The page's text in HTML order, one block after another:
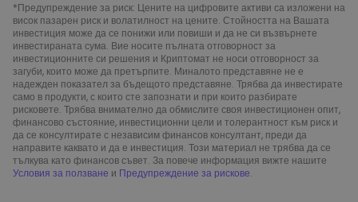
*Предупреждение за риск: Цените на цифровите активи са изложени на
висок пазарен риск и волатилност на цените. Стойността на Вашата
инвестиция може да се понижи или повиши и да не си възвърнете
инвестираната сума. Вие носите пълната отговорност за
инвестиционните си решения и Криптомат не носи отговорност за
загуби, които може да претърпите. Миналото представяне не е
надежден показател за бъдещото представяне. Трябва да инвестирате
само в продукти, с които сте запознати и при които разбирате
рисковете. Трябва внимателно да обмислите своя инвестиционен опит,
финансово състояние, инвестиционни цели и толерантност към риск и
да се консултирате с независим финансов консултант, преди да
направите каквато и да е инвестиция. Този материал не трябва да се
тълкува като финансов съвет. За повече информация вижте нашите
Условия за ползване и Предупреждение за рискове.